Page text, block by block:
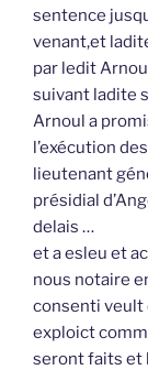
sentence
venant,et
par ledit
suivant ladite
Arnoul a
l’exécution
lieutenant
présidial
delais …
et a esleu et
nous notaire
consenti veult
exploict
seront faits et